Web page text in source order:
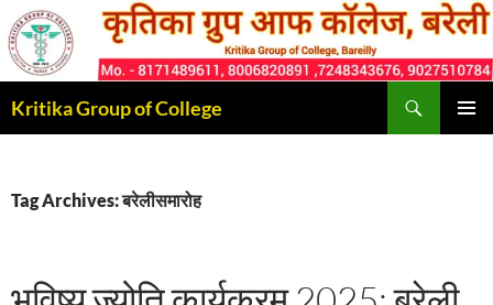
Skip
to
content
Kritika Group of College
Tag Archives: बरेलीसमारोह